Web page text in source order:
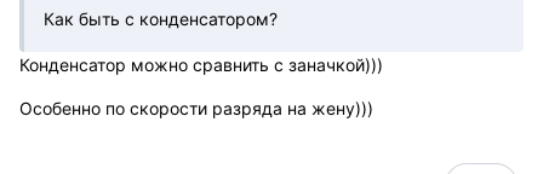
Как быть с конденсатором?
Конденсатор можно сравнить с заначкой)))
Особенно по скорости разряда на жену)))